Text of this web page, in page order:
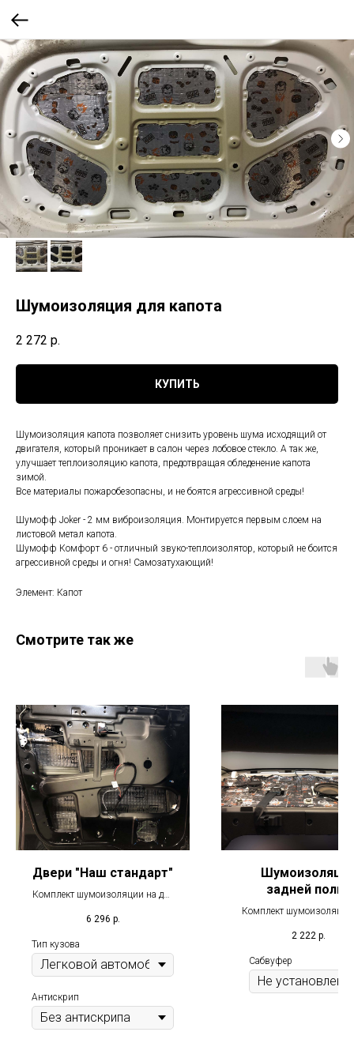
Шумоизоляция для капота
2 272 р.
КУПИТЬ
Шумоизоляция капота позволяет снизить уровень шума исходящий от
двигателя, который проникает в салон через лобовое стекло. А так же,
улучшает теплоизоляцию капота, предотвращая обледенение капота
зимой.
Все материалы пожаробезопасны, и не боятся агрессивной среды!
Шумофф Joker - 2 мм виброизоляция. Монтируется первым слоем на
листовой метал капота.
Шумофф Комфорт 6 - отличный звуко-теплоизолятор, который не боится
агрессивной среды и огня! Самозатухающий!
Элемент: Капот
Смотрите так же
Двери "Наш стандарт"
Комплект шумоизоляции на две
6 296 р.
Тип кузова
Антискрип
задней полки
Комплект
задней полки
2 222 р.
Сабвуфер